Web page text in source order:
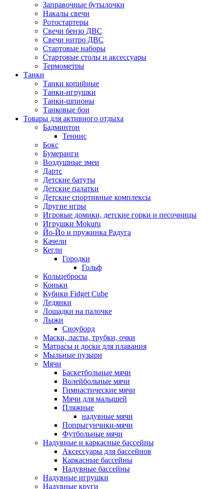
Заправочные бутылочки
Накалы свечи
Ротостартеры
Свечи бензо ДВС
Свечи нитро ДВС
Стартовые наборы
Стартовые столы и аксессуары
Термометры
Танки
Танки копийные
Танки-игрушки
Танки-шпионы
Танковые бои
Товары для активного отдыха
Бадминтон
Теннис
Бокс
Бумеранги
Воздушные змеи
Дартс
Детские батуты
Детские палатки
Детские спортивные комплексы
Другие игры
Игровые домики, детские горки и песочницы
Игрушки Mokuru
Йо-Йо и пружинка Радуга
Качели
Кегли
Городки
Гольф
Кольцебросы
Коньки
Кубики Fidget Cube
Ледянки
Лошадки на палочке
Лыжи
Сноуборд
Маски, ласты, трубки, очки
Матрасы и доски для плавания
Мыльные пузыри
Мячи
Баскетбольные мячи
Волейбольные мячи
Гимнастические мячи
Мячи для малышей
Пляжные
надувные мячи
Попрыгунчики-мячи
Футбольные мячи
Надувные и каркасные бассейны
Аксессуары для бассейнов
Каркасные бассейны
Надувные бассейны
Надувные игрушки
Надувные круги